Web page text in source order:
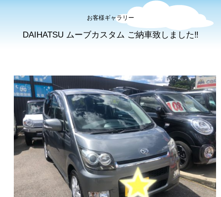
お客様ギャラリー
DAIHATSU ムーブカスタム ご納車致しました‼︎